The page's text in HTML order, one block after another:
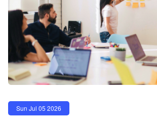
Sun Jul 05 2026